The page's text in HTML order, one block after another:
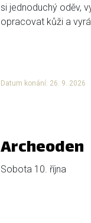
si jednoduchý oděv,
opracovat kůži a
Datum konání: 26. 9. 2026
Archeoden
Sobota 10. října